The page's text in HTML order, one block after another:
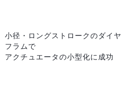
小径・ロングストロークのダイヤ
フラムで
アクチュエータの小型化に成功